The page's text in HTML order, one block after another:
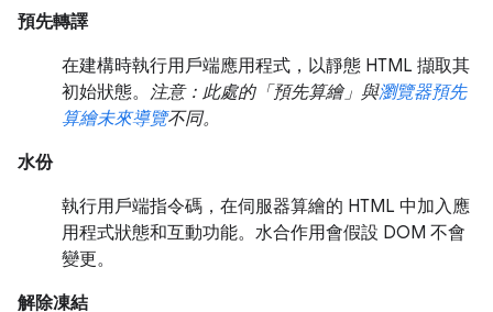
預先轉譯
在建構時執行用戶端應用程式，以靜態 HTML 擷取其
初始狀態。 注意：此處的「預先算繪」與瀏覽器預先
算繪未來導覽不同。
水份
執行用戶端指令碼，在伺服器算繪的 HTML 中加入應
用程式狀態和互動功能。水合作用會假設 DOM 不會
變更。
解除凍結